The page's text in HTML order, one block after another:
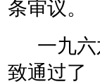
条审议。
一九六
致通过了